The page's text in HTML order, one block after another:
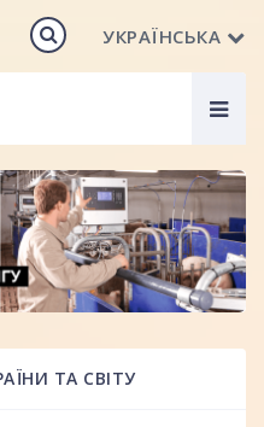
УКРАЇНСЬКА
ТА СВІТУ